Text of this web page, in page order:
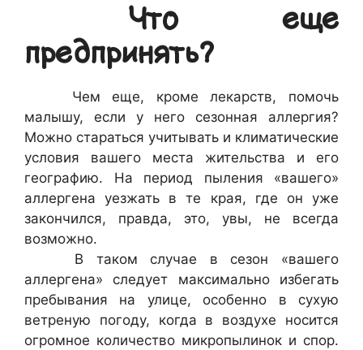
Что еще
предпринять?
Чем еще, кроме лекарств, помочь
малышу, если у него сезонная аллергия?
Можно стараться учитывать и климатические
условия вашего места жительства и его
географию. На период пыления «вашего»
аллергена уезжать в те края, где он уже
закончился, правда, это, увы, не всегда
возможно.
В таком случае в сезон «вашего
аллергена» следует максимально избегать
пребывания на улице, особенно в сухую
ветреную погоду, когда в воздухе носится
огромное количество микропылинок и спор.